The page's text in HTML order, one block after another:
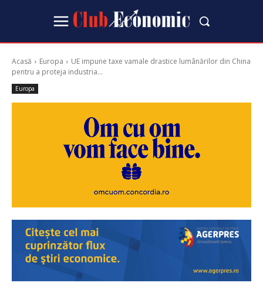
Acasă Europa
UE impune taxe vamale drastice lumânărilor din China
pentru a proteja industria...
Europa